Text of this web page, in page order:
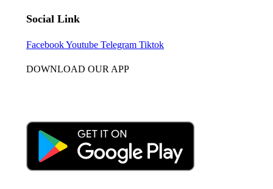
Social Link
FacebookYoutube Telegram Tiktok
DOWNLOAD OUR APP